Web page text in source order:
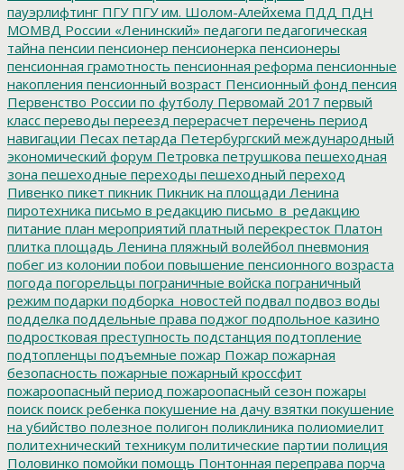
пауэрлифтинг ПГУПГУ им. Шолом-Алейхема ПДД ПДН
МОМВД России «Ленинский» педагоги педагогическая
тайна пенсии пенсионер пенсионерка пенсионеры
пенсионная грамотность пенсионная реформа пенсионные
накопления пенсионный возраст Пенсионный фонд пенсия
Первенство России по футболу Первомай 2017 первый
класс переводы переезд перерасчет перечень период
навигации Песах петарда Петербургский международный
экономический форум Петровка петрушкова пешеходная
зона пешеходные переходы пешеходный переход
Пивенко пикет пикник Пикник на площади Ленина
пиротехника письмо в редакцию письмо_в_редакцию
питание план мероприятий платный перекресток Платон
плитка площадь Ленина пляжный волейбол пневмония
побег из колонии побои повышение пенсионного возраста
погода погорельцы пограничные войска пограничный
режим подарки подборка_новостей подвал подвоз воды
подделка поддельные права поджог подпольное казино
подростковая преступность подстанция подтопление
подтопленцы подъемные пожар Пожар пожарная
безопасность пожарные пожарный кроссфит
пожароопасный период пожароопасный сезон пожары
поиск поиск ребенка покушение на дачу взятки покушение
на убийство полезное полигон поликлиника полиомиелит
политехнический техникум политические партии полиция
Половинко помойки помощь Понтонная переправа порча